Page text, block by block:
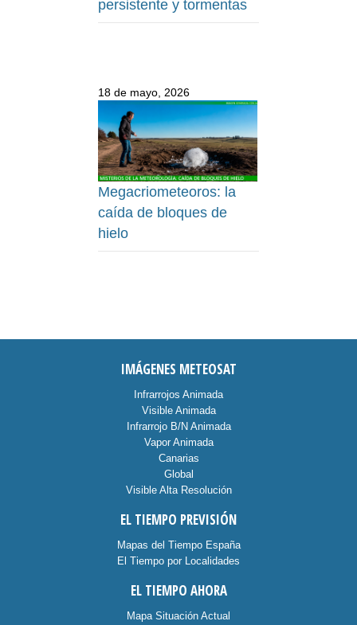
persistente y tormentas
18 de mayo, 2026
Megacriometeoros: la
caída de bloques de
hielo
IMÁGENES METEOSAT
Infrarrojos Animada
Visible Animada
Infrarrojo B/N Animada
Vapor Animada
Canarias
Global
Visible Alta Resolución
EL TIEMPO PREVISIÓN
Mapas del Tiempo España
El Tiempo por Localidades
EL TIEMPO AHORA
Mapa Situación Actual